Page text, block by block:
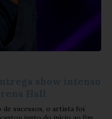
sucessos, o artista foi